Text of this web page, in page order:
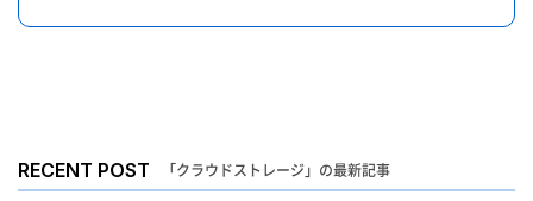
RECENT POST 「クラウドストレージ」の最新記事